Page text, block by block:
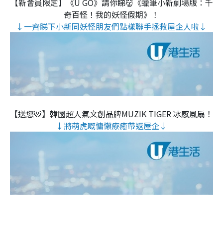
【新會員限定】《U GO》請你睇👹《蠟筆小新劇場版：千
奇百怪！我的妖怪假期》！
↓一齊睇下小新同妖怪朋友們點樣聯手拯救屋企人啦↓
【送您🐯】韓國超人氣文創品牌MUZIK TIGER 冰感風扇！
↓將萌虎嘅慵懶療癒帶返屋企↓